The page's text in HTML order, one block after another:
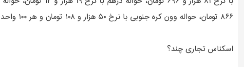
۸۶۶ تومان، حواله وون کره جنوبی با نرخ ۵۰ هزار و ۱۰۸ تومان و هر ۱۰۰ واحد حواله ین ۴۷ هزار و ۴۰۷ تومان، بود.
اسکناس تجاری چند؟